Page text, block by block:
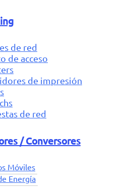
de red
de acceso
de impresión
de red
/ Conversores
Móviles
Energía